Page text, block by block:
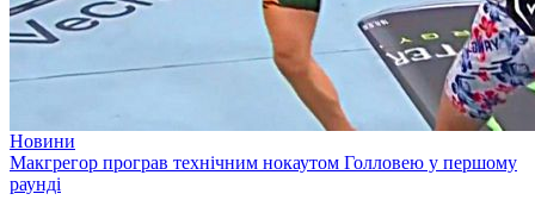
Новини
Макгрегор програв технічним нокаутом Голловею у першому
раунді